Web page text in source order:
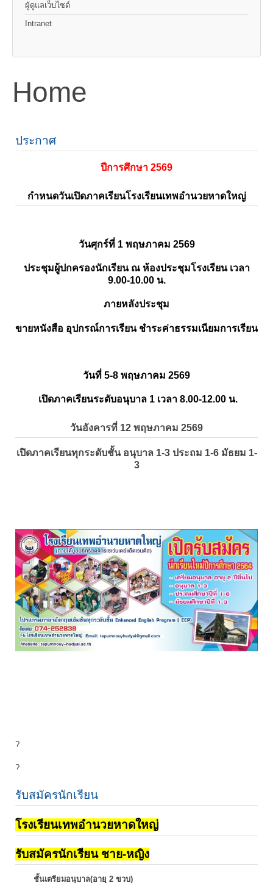
ผู้ดูแลเว็บไซต์
Intranet
Home
ประกาศ
ปีการศึกษา 2569
กำหนดวันเปิดภาคเรียนโรงเรียนเทพอำนวยหาดใหญ่
วันศุกร์ที่ 1 พฤษภาคม 2569
ประชุมผู้ปกครองนักเรียน ณ ห้องประชุมโรงเรียน เวลา
9.00-10.00 น.
ภายหลังประชุม
ขายหนังสือ อุปกรณ์การเรียน ชำระค่าธรรมเนียมการเรียน
วันที่ 5-8 พฤษภาคม 2569
เปิดภาคเรียนระดับอนุบาล 1 เวลา 8.00-12.00 น.
วันอังคารที่ 12 พฤษภาคม 2569
เปิดภาคเรียนทุกระดับชั้น อนุบาล 1-3 ประถม 1-6 มัธยม 1-
3
?
?
รับสมัครนักเรียน
โรงเรียนเทพอำนวยหาดใหญ่
รับสมัครนักเรียน ชาย-หญิง
ชั้นเตรียมอนุบาล(อายุ 2 ขวบ)